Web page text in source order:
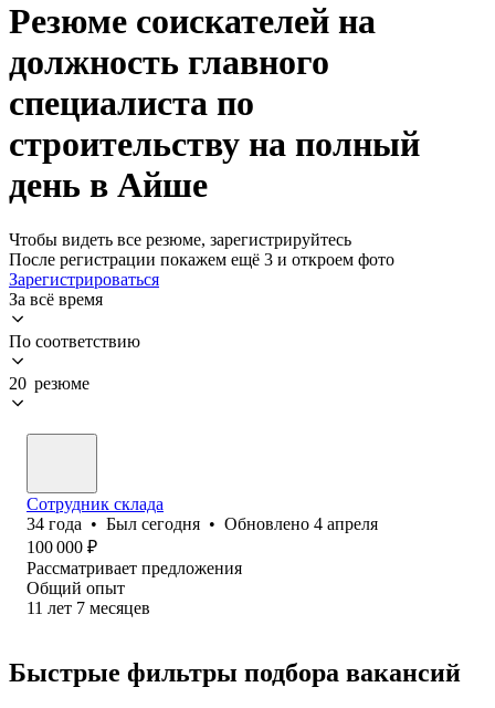
Резюме соискателей на
должность главного
специалиста по
строительству на полный
день в Айше
Чтобы видеть все резюме, зарегистрируйтесь
После регистрации покажем ещё 3 и откроем фото
Зарегистрироваться
За всё время
По соответствию
20 резюме
Сотрудник склада
34 года • Был сегодня • Обновлено 4 апреля
100 000 ₽
Рассматривает предложения
Общий опыт
11 лет 7 месяцев
Быстрые фильтры подбора вакансий